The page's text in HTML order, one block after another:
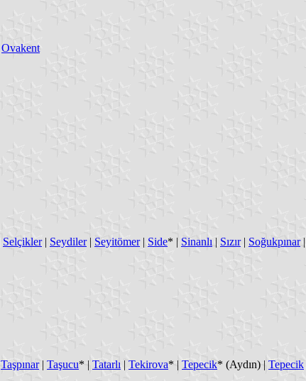
Ovakent
Selçikler| Seydiler| Seyitömer| Side* | Sinanlı | Sızır| Soğukpınar|
Taşpınar| Taşucu* | Tatarlı | Tekirova* | Tepecik* (Aydın) | Tepecik